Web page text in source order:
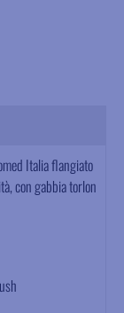
Italia flangiato
con gabbia torlon